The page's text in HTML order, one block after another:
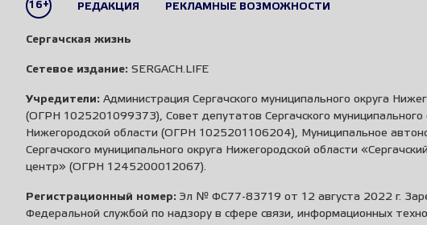
16+ РЕДАКЦИЯ РЕКЛАМНЫЕ ВОЗМОЖНОСТИ
Сергачская жизнь
Сетевое издание: SERGACH.LIFE
Учредители: Администрация Сергачского муниципального округа
(ОГРН 1025201099373), Совет депутатов Сергачского муниципального
Нижегородской области (ОГРН 1025201106204), Муниципальное
Сергачского муниципального округа Нижегородской области
центр» (ОГРН 1245200012067).
Регистрационный номер: Эл № ФС77-83719 от 12 августа 2022 г.
Федеральной службой по надзору в сфере связи, информационных